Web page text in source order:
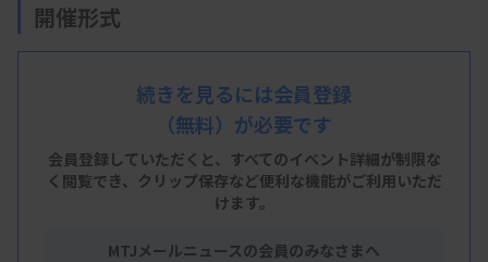
開催形式
LIVE配信
続きを見るには会員登録
（無料）が必要です
会員登録していただくと、すべてのイベント詳細が制限な
く閲覧でき、 クリップ保存など便利な機能がご利用いただ
けます。
MTJメールニュースの会員のみなさまへ